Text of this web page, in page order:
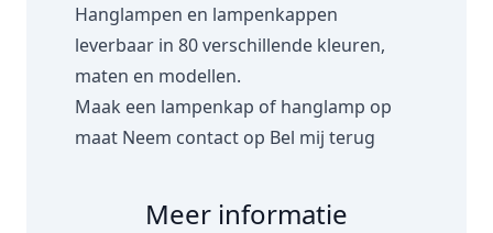
Hanglampen en lampenkappen
leverbaar in 80 verschillende kleuren,
maten en modellen.
Maak een lampenkap of hanglamp op
maat Neem contact op Bel mij terug
Meer informatie